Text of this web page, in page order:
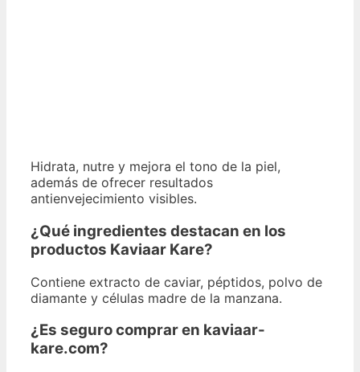
Hidrata, nutre y mejora el tono de la piel,
además de ofrecer resultados
antienvejecimiento visibles.
¿Qué ingredientes destacan en los
productos Kaviaar Kare?
Contiene extracto de caviar, péptidos, polvo de
diamante y células madre de la manzana.
¿Es seguro comprar en kaviaar-
kare.com?